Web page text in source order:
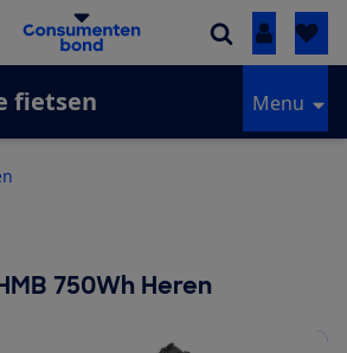
Inloggen
fietsen Menu
750Wh Heren